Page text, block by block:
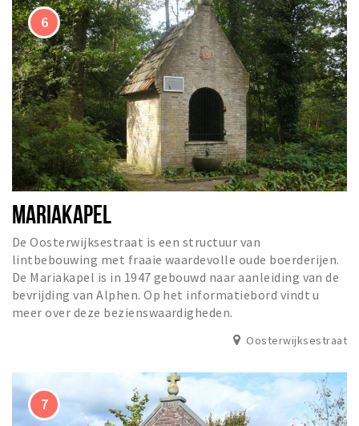
MARIAKAPEL
De Oosterwijksestraat is een structuur van
lintbebouwing met fraaie waardevolle oude boerderijen.
De Mariakapel is in 1947 gebouwd naar aanleiding van de
bevrijding van Alphen. Op het informatiebord vindt u
meer over deze bezienswaardigheden.
Oosterwijksestraat